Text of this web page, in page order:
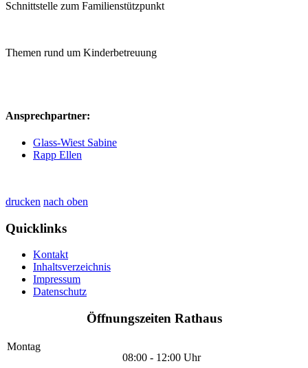
Schnittstelle zum Familienstützpunkt
Themen rund um Kinderbetreuung
Ansprechpartner:
Glass-Wiest Sabine
Rapp Ellen
drucken nach oben
Quicklinks
Kontakt
Inhaltsverzeichnis
Impressum
Datenschutz
Öffnungszeiten Rathaus
Montag
08:00 - 12:00 Uhr